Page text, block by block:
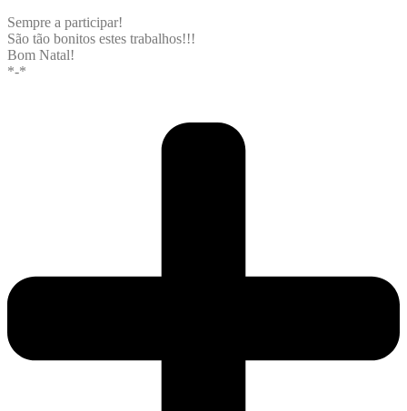
Sempre a participar!
São tão bonitos estes trabalhos!!!
Bom Natal!
*-*